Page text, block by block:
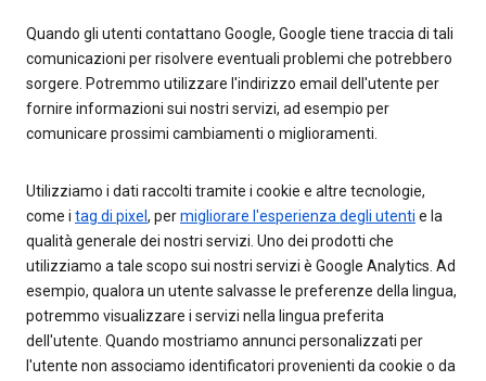
Quando gli utenti contattano Google, Google tiene traccia di tali
comunicazioni per risolvere eventuali problemi che potrebbero
sorgere. Potremmo utilizzare l'indirizzo email dell'utente per
fornire informazioni sui nostri servizi, ad esempio per
comunicare prossimi cambiamenti o miglioramenti.
Utilizziamo i dati raccolti tramite i cookie e altre tecnologie,
come i tag di pixel , permigliorare l'esperienza degli utenti e la
qualità generale dei nostri servizi. Uno dei prodotti che
utilizziamo a tale scopo sui nostri servizi è Google Analytics. Ad
esempio, qualora un utente salvasse le preferenze della lingua,
potremmo visualizzare i servizi nella lingua preferita
dell'utente. Quando mostriamo annunci personalizzati per
l'utente non associamo identificatori provenienti da cookie o da